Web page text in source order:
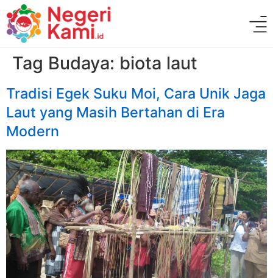
Tag Budaya: biota laut
Tradisi Egek Suku Moi, Cara Unik Jaga
Laut yang Masih Bertahan di Era
Modern